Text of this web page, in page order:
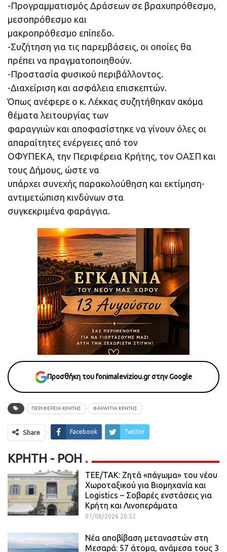
-Προγραμματισμός Δράσεων σε βραχυπρόθεσμο,
μεσοπρόθεσμο και
μακροπρόθεσμο επίπεδο.
-Συζήτηση για τις παρεμβάσεις, οι οποίες θα
πρέπει να πραγματοποιηθούν.
-Προστασία φυσικού περιβάλλοντος.
-Διαχείριση και ασφάλεια επισκεπτών.
Όπως ανέφερε ο κ. Λέκκας συζητήθηκαν ακόμα
θέματα λειτουργίας των
φαραγγιών και αποφασίστηκε να γίνουν όλες οι
απαραίτητες ενέργειες από τον
ΟΦΥΠΕΚΑ, την Περιφέρεια Κρήτης, τον ΟΑΣΠ και
τους Δήμους, ώστε να
υπάρχει συνεχής παρακολούθηση και εκτίμηση-
αντιμετώπιση κινδύνων στα
συγκεκριμένα φαράγγια.
Προσθήκη του fonimaleviziou.gr στην Google
ΠΕΡΙΦΕΡΕΙΑ ΚΡΗΤΗΣ ΦΑΡΑΓΓΙΑ ΚΡΗΤΗΣ
Share Facebook Twitter
ΚΡΉΤΗ - ΡΟΗ
ΤΕΕ/ΤΑΚ: Ζητά «πάγωμα» του νέου
Χωροταξικού για Βιομηχανία και
Logistics – Σοβαρές ενστάσεις για
Κρήτη και Λινοπεράματα
07/08/2026 20:52
Νέα αποβίβαση μεταναστών στη
Μεσαρά: 57 άτομα, ανάμεσα τους 3